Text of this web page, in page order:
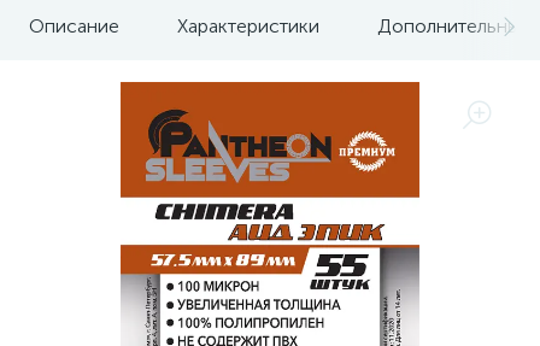
Описание Характеристики Дополнительные